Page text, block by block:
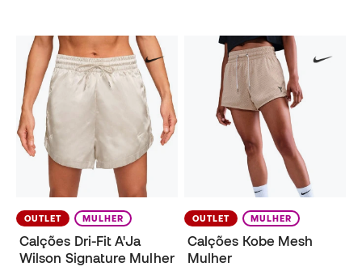
OUTLET MULHER
Calções Dri-Fit A'Ja
Wilson Signature Mulher
OUTLET MULHER
Calções Kobe Mesh
Mulher